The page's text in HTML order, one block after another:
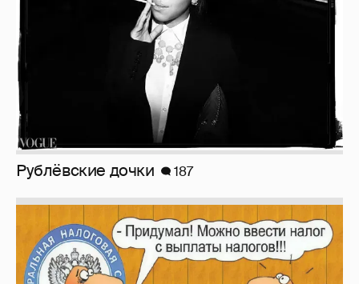
Зачем нам вообще платить налоги? (или:
как работают наши деньги, когда мы
заикаемся о защите прав)